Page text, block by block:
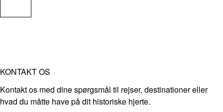
KONTAKT OS
Kontakt os med dine spørgsmål til rejser, destinationer eller
hvad du måtte have på dit historiske hjerte.